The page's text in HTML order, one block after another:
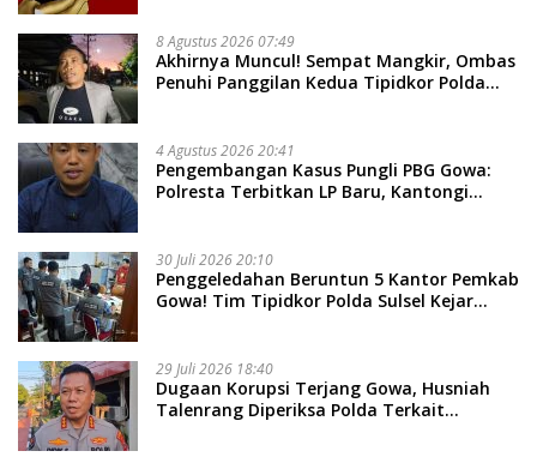
8 Agustus 2026 07:49
Akhirnya Muncul! Sempat Mangkir, Ombas
Penuhi Panggilan Kedua Tipidkor Polda
4 Agustus 2026 20:41
Pengembangan Kasus Pungli PBG Gowa:
Polresta Terbitkan LP Baru, Kantongi
30 Juli 2026 20:10
Penggeledahan Beruntun 5 Kantor Pemkab
Gowa! Tim Tipidkor Polda Sulsel Kejar
29 Juli 2026 18:40
Dugaan Korupsi Terjang Gowa, Husniah
Talenrang Diperiksa Polda Terkait